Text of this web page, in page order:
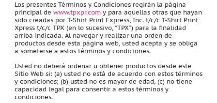
Los presentes Términos y Condiciones regirán la página
principal de www.tpxpr.com y para aquellas otras que hayan
sido creadas por T-Shirt Print Express, Inc. t/c/c T-Shirt Print
Xpress t/c/c TPX (en lo sucesivo, “TPX”) para la finalidad
arriba indicada. Al navegar y realizar una orden de
productos desde esta página web, usted acepta y se obliga
a someterse a estos términos y condiciones.
Usted no deberá ordenar u obtener productos desde este
Sitio Web si: (a) usted no está de acuerdo con estos términos
y condiciones; (b) usted no es mayor de edad, (c) no tiene
capacidad legal para consentir a estos términos y
condiciones.